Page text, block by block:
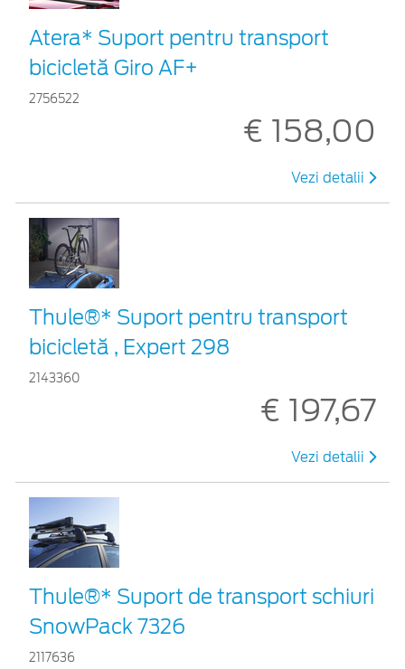
Atera* Suport pentru transport
bicicletă Giro AF+
2756522
€ 158,00
Vezi detalii
Thule®* Suport pentru transport
bicicletă , Expert 298
2143360
€ 197,67
Vezi detalii
Thule®* Suport de transport schiuri
SnowPack 7326
2117636